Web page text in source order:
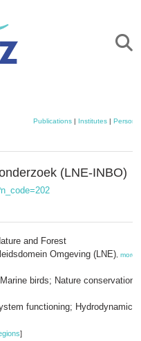
Publications| Institutes| Persons
(LNE-INBO)
and Forest
Omgeving (LNE) more
birds; Nature conservation;
functioning; Hydrodynamics;
]